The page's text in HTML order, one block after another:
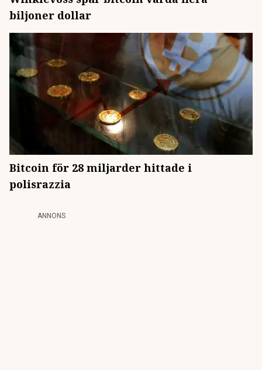
biljoner dollar
Bitcoin för 28 miljarder hittade i
polisrazzia
ANNONS